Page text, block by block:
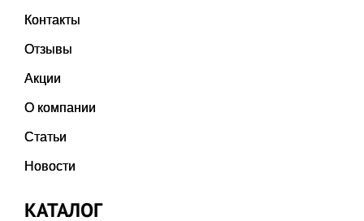
Контакты
Отзывы
Акции
О компании
Статьи
Новости
КАТАЛОГ